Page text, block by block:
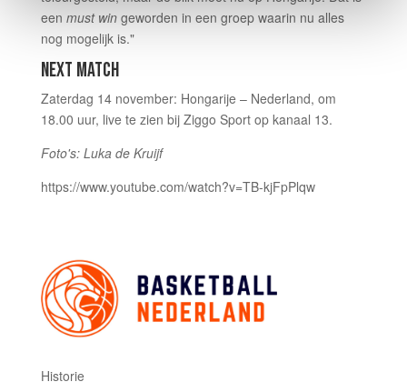
een must wingeworden in een groep waarin nu alles
nog mogelijk is."
NEXT MATCH
Zaterdag 14 november: Hongarije – Nederland, om
18.00 uur, live te zien bij Ziggo Sport op kanaal 13.
Foto's: Luka de Kruijf
https://www.youtube.com/watch?v=TB-kjFpPlqw
Historie